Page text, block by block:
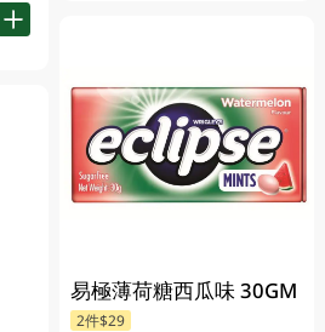
易極薄荷糖西瓜味 30GM
2件$29